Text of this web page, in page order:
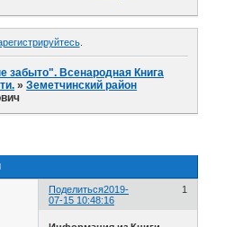
.
забыто". Всенародная Книга
»Земетчинский район
Поделиться 1
2019-
07-15 10:48:16